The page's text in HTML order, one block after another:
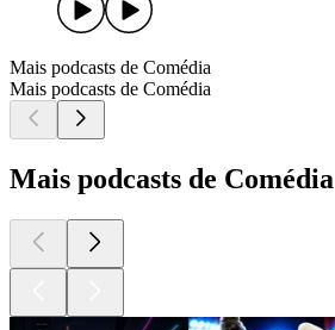
Mais podcasts de Comédia
Mais podcasts de Comédia
Mais podcasts de Comédia